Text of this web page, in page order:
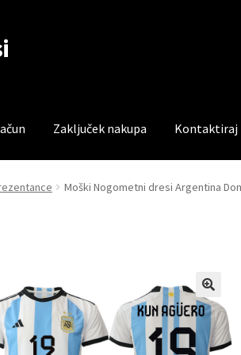
Zaključek nakupa Kontaktiraj
Trgovina Zaključek nakupa
Moški Nogometni dresi Argentina